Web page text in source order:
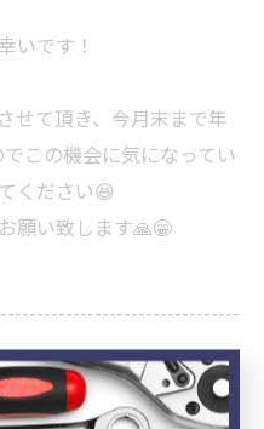
いです！
せて頂き、今月末まで年
この機会に気になってい
ください😆
願い致します🙏😁